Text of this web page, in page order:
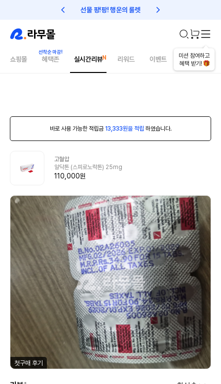
선물 팡!팡! 행운의 룰렛 친구초대 1만원 리워드!
미션 참여하고
혜택 받기!
쇼핑몰 혜택존 실시간리뷰 리워드 이벤트 건강매거진
바로 사용 가능한 적립금 13,333원을 적립 하였습니다.
고혈압
알닥톤 (스피로노락톤) 25mg
110,000원
첫구매 후기